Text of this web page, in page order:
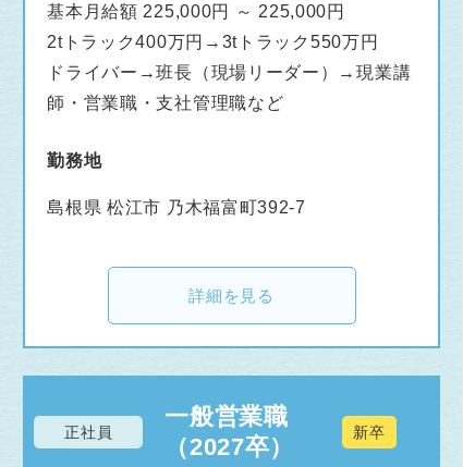
基本月給額 225,000円 ～ 225,000円
2tトラック400万円→3tトラック550万円
ドライバー→班長（現場リーダー）→現業講
師・営業職・支社管理職など
勤務地
島根県 松江市 乃木福富町392-7
詳細を見る
正社員
一般営業職
（2027卒）
新卒